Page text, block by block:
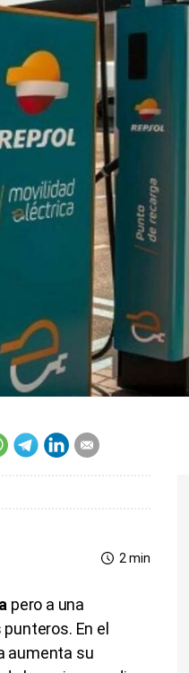
2 min
pero a una
En el
aumenta su